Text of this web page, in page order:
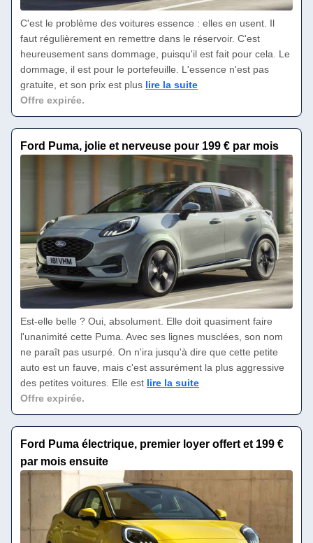
C'est le problème des voitures essence : elles en usent. Il
faut régulièrement en remettre dans le réservoir. C'est
heureusement sans dommage, puisqu'il est fait pour cela. Le
dommage, il est pour le portefeuille. L'essence n'est pas
gratuite, et son prix est plus lire la suite
Offre expirée.
Ford Puma, jolie et nerveuse pour 199 € par mois
Est-elle belle ? Oui, absolument. Elle doit quasiment faire
l'unanimité cette Puma. Avec ses lignes musclées, son nom
ne paraît pas usurpé. On n'ira jusqu'à dire que cette petite
auto est un fauve, mais c'est assurément la plus aggressive
des petites voitures. Elle est lire la suite
Offre expirée.
Ford Puma électrique, premier loyer offert et 199 €
par mois ensuite